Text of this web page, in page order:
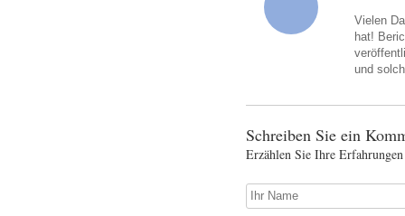
Vielen
hat!
und
Schreiben Sie ein
Erzählen Sie Ihre